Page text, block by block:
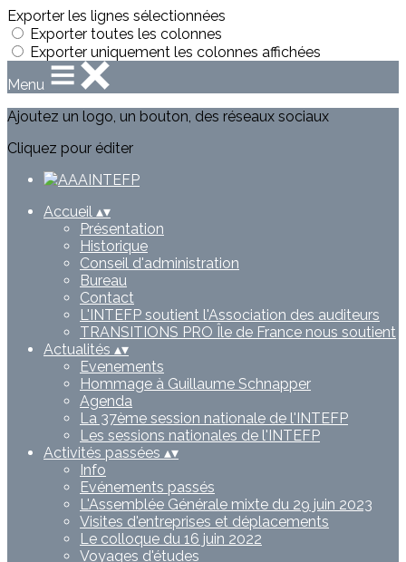
Exporter les lignes sélectionnées
Exporter toutes les colonnes
Exporter uniquement les colonnes affichées
Menu
Ajoutez un logo, un bouton, des réseaux sociaux
Cliquez pour éditer
Accueil ▴▾
Présentation
Historique
Conseil d'administration
Bureau
Contact
L'INTEFP soutient l'Association des auditeurs
TRANSITIONS PRO Île de France nous soutient
Actualités ▴▾
Evenements
Hommage à Guillaume Schnapper
Agenda
La 37ème session nationale de l'INTEFP
Les sessions nationales de l'INTEFP
Activités passées ▴▾
Info
Evénements passés
L'Assemblée Générale mixte du 29 juin 2023
Visites d'entreprises et déplacements
Le colloque du 16 juin 2022
Voyages d'études